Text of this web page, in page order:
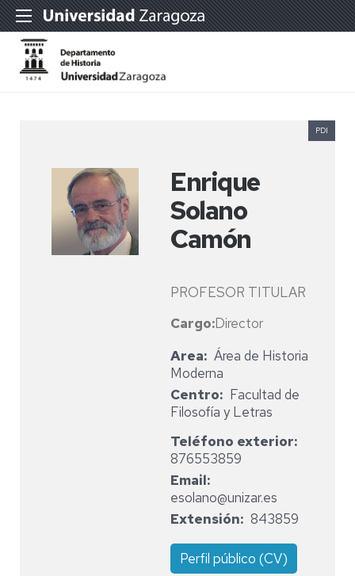
Enrique
Solano
Camón
PROFESOR TITULAR
Cargo:Director
PDI
Area
Área de Historia
Moderna
Centro
Facultad de
Filosofía y Letras
Teléfono exterior
876553859
Email
esolano@unizar.es
Extensión
843859
Perfil público (CV)